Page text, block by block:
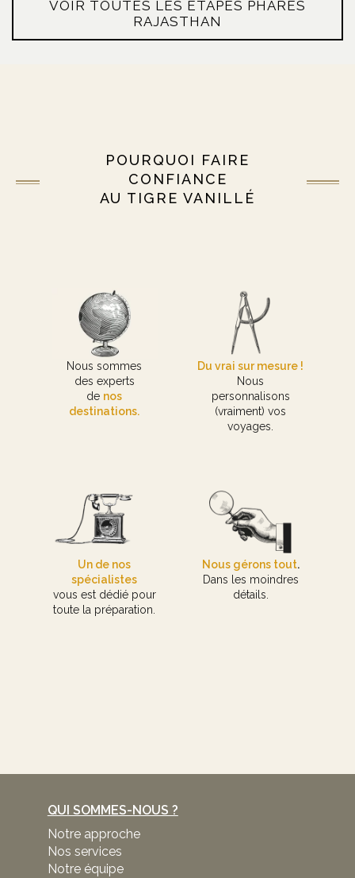
VOIR TOUTES LES ÉTAPES PHARES
RAJASTHAN
POURQUOI FAIRE
CONFIANCE
AU TIGRE VANILLÉ
Nous sommes
des experts
de nos
destinations.
Du vrai sur mesure !
Nous
personnalisons
(vraiment) vos
voyages.
Un de nos
spécialistes
vous est dédié pour
toute la préparation.
Nous gérons tout.
Dans les moindres
détails.
QUI SOMMES-NOUS ?
Notre approche
Nos services
Notre équipe